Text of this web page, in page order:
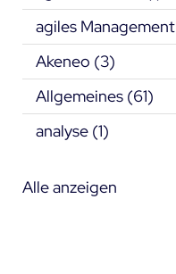
agiles Management
Akeneo (3)
Allgemeines (61)
analyse (1)
Alle anzeigen